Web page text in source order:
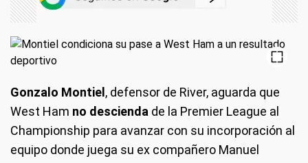
Gonzalo Montiel , defensor de River, aguarda que
West Ham no descienda de la Premier League al
Championship para avanzar con su incorporación al
equipo donde juega su ex compañero Manuel